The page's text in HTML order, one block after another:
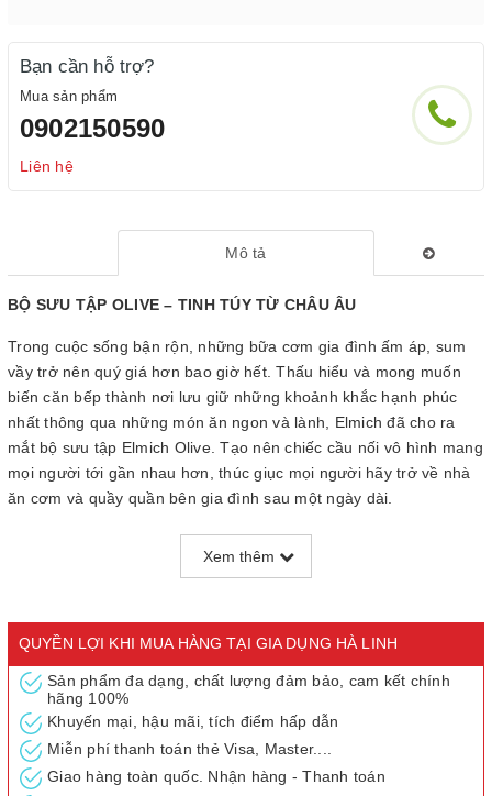
Bạn cần hỗ trợ?
Mua sản phẩm
0902150590
Liên hệ
Mô tả
BỘ SƯU TẬP OLIVE – TINH TÚY TỪ CHÂU ÂU
Trong cuộc sống bận rộn, những bữa cơm gia đình ấm áp, sum
vầy trở nên quý giá hơn bao giờ hết. Thấu hiểu và mong muốn
biến căn bếp thành nơi lưu giữ những khoảnh khắc hạnh phúc
nhất thông qua những món ăn ngon và lành, Elmich đã cho ra
mắt bộ sưu tập Elmich Olive. Tạo nên chiếc cầu nối vô hình mang
mọi người tới gần nhau hơn, thúc giục mọi người hãy trở về nhà
ăn cơm và quầy quần bên gia đình sau một ngày dài.
Không chỉ sở hữu thiết kế thời trang đậm chất Châu Âu, Elmich
Olive còn cực kỳ hiệu quả trong việc giữ gìn và bảo toàn dưỡng
Xem thêm
QUYỀN LỢI KHI MUA HÀNG TẠI GIA DỤNG HÀ LINH
Sản phẩm đa dạng, chất lượng đảm bảo, cam kết chính
hãng 100%
Khuyến mại, hậu mãi, tích điểm hấp dẫn
Miễn phí thanh toán thẻ Visa, Master....
Giao hàng toàn quốc. Nhận hàng - Thanh toán